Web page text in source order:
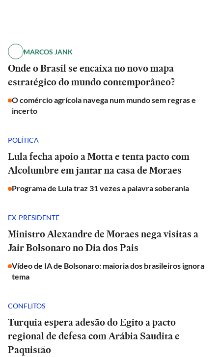
MARCOS JANK
Onde o Brasil se encaixa no novo mapa
estratégico do mundo contemporâneo?
O comércio agrícola navega num mundo sem regras e
incerto
POLÍTICA
Lula fecha apoio a Motta e tenta pacto com
Alcolumbre em jantar na casa de Moraes
Programa de Lula traz 31 vezes a palavra soberania
EX-PRESIDENTE
Ministro Alexandre de Moraes nega visitas a
Jair Bolsonaro no Dia dos Pais
Vídeo de IA de Bolsonaro: maioria dos brasileiros ignora
tema
CONFLITOS
Turquia espera adesão do Egito a pacto
regional de defesa com Arábia Saudita e
Paquistão